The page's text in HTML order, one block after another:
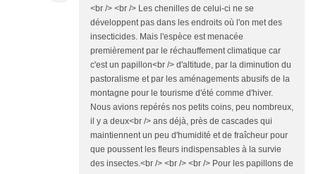
<br /> <br /> Les chenilles de celui-ci ne se
développent pas dans les endroits où l'on met des
insecticides. Mais l'espèce est menacée
premièrement par le réchauffement climatique car
c'est un papillon<br /> d'altitude, par la diminution du
pastoralisme et par les aménagements abusifs de la
montagne pour le tourisme d'été comme d'hiver.
Nous avions repérés nos petits coins, peu nombreux,
il y a deux<br /> ans déjà, près de cascades qui
maintiennent un peu d'humidité et de fraîcheur pour
que poussent les fleurs indispensables à la survie
des insectes.<br /> <br /> <br /> Pour les papillons de